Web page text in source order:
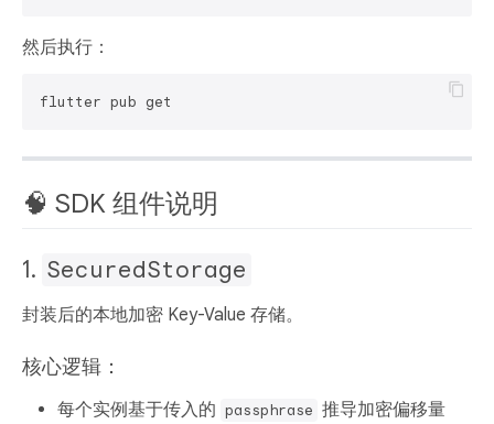
然后执行：
🧠 SDK 组件说明
1. SecuredStorage
封装后的本地加密 Key-Value 存储。
核心逻辑：
每个实例基于传入的 passphrase 推导加密偏移量